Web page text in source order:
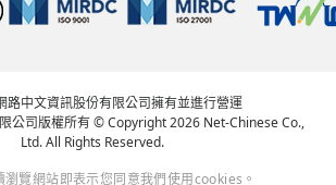
路中文資訊股份有限公司擁有並進行營運
公司版權所有 © Copyright 2026 Net-Chinese Co.,
Ltd. All Rights Reserved.
覽網站即表示您同意我們使用cookies。